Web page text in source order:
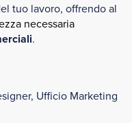
tuo lavoro, offrendo al
necessaria
.
Ufficio Marketing